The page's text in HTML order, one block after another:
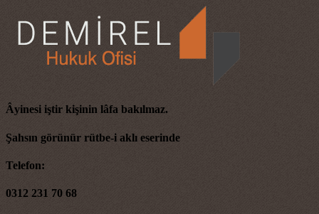
Âyinesi iştir kişinin lâfa bakılmaz.
Şahsın görünür rütbe-i aklı eserinde
Telefon:
0312 231 70 68